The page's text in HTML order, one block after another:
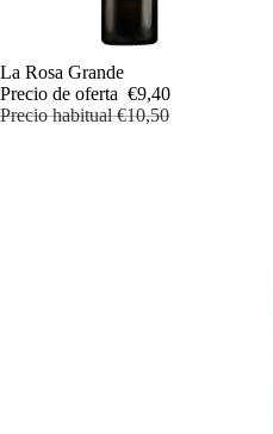
Oferta
La Rosa Grande
Precio de oferta €9,40
Precio habitual€10,50